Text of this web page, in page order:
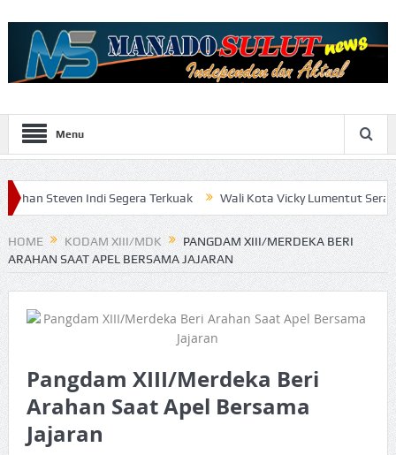
Menu
Indi Segera Terkuak Wali Kota Vicky Lumentut Serahkan LKPD
HOME KODAM XIII/MDK
PANGDAM XIII/MERDEKA BERI
ARAHAN SAAT APEL BERSAMA JAJARAN
Pangdam XIII/Merdeka Beri
Arahan Saat Apel Bersama
Jajaran